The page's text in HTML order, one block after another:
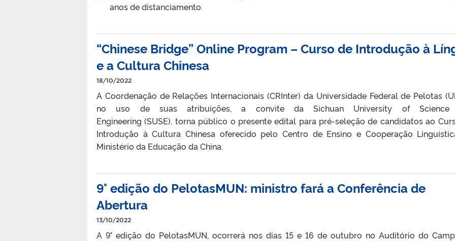
anos de distanciamento.
“Chinese Bridge” Online Program – Curso de Introdução à
e a Cultura Chinesa
18/10/2022
A Coordenação de Relações Internacionais (CRInter) da Universidade Federal de Pelotas
no uso de suas atribuições, a convite da Sichuan University of Science
Engineering (SUSE), torna público o presente edital para pré-seleção de candidatos ao
Introdução à Cultura Chinesa oferecido pelo Centro de Ensino e Cooperação
Ministério da Educação da China.
9° edição do PelotasMUN: ministro fará a Conferência de
Abertura
13/10/2022
A 9° edição do PelotasMUN, ocorrerá nos dias 15 e 16 de outubro no Auditório do